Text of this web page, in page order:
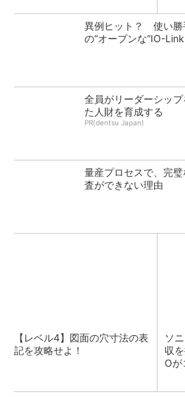
異例ヒット？ 使い勝
の“オープンな”IO-
全員がリーダーシッ
た人財を育成する
PR(dentsu Japan)
量産プロセスで、完
査ができない理由
【レベル4】図面の穴寸法の表
記を攻略せよ！
ソ
収
Oが